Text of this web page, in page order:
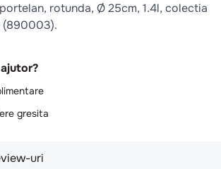
rotunda, Ø 25cm, 1.4l, colectia
(890003).
gresita
uri